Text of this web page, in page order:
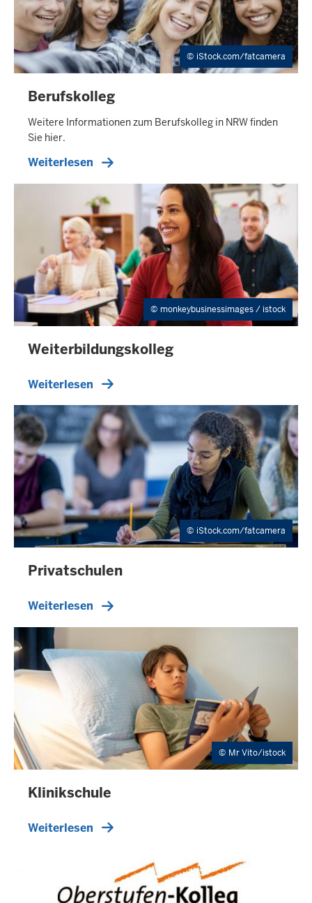
iStock.com/fatcamera
Berufskolleg
Weitere Informationen zum Berufskolleg in NRW finden
Sie hier.
Weiterlesen
monkeybusinessimages / istock
Weiterbildungskolleg
Weiterlesen
iStock.com/fatcamera
Privatschulen
Weiterlesen
Mr Vito/istock
Klinikschule
Weiterlesen